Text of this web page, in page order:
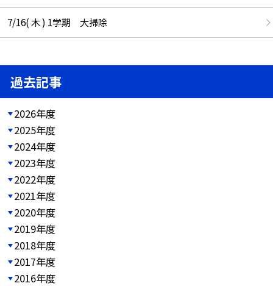
7/16( 木 ) 1学期 大掃除
過去記事
2026年度
2025年度
2024年度
2023年度
2022年度
2021年度
2020年度
2019年度
2018年度
2017年度
2016年度